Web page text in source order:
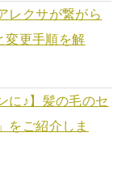
レクサが繋がら
変更手順を解
に♪】髪の毛のセ
をご紹介しま